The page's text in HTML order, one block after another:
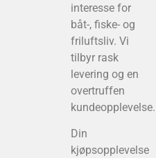
interesse for
båt-, fiske- og
friluftsliv. Vi
tilbyr rask
levering og en
overtruffen
kundeopplevelse.
Din
kjøpsopplevelse